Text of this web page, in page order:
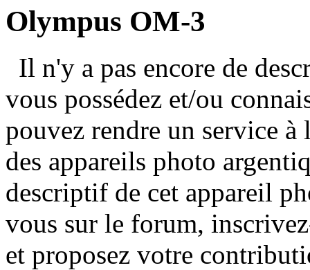
Olympus OM-3
Il n'y a pas encore de
vous possédez et/ou
pouvez rendre un service à
des appareils photo
descriptif de cet appareil
vous sur le forum,
et proposez votre